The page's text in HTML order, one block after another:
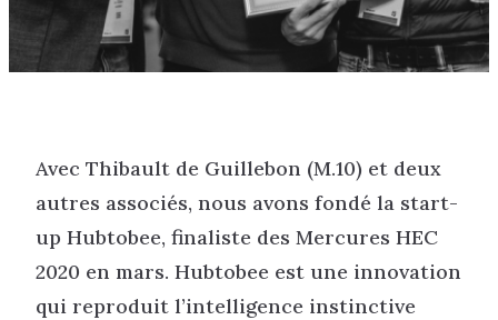
Avec Thibault de Guillebon (M.10) et deux
autres associés, nous avons fondé la start-
up Hubtobee, finaliste des Mercures HEC
2020 en mars. Hubtobee est une innovation
qui reproduit l’intelligence instinctive